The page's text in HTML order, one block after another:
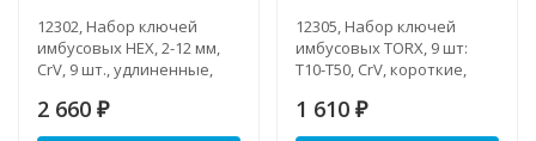
12302, Набор ключей
имбусовых HEX, 2-12 мм,
CrV, 9 шт., удлиненные,
2 660 ₽
12305, Набор ключей
имбусовых TORX, 9 шт:
T10-T50, CrV, короткие,
1 610 ₽